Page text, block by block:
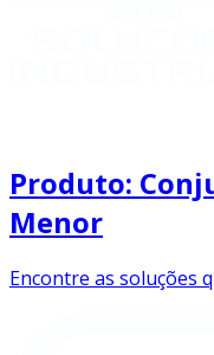
Produto:
Menor
Encontre as soluções